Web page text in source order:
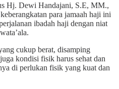
Hj. Dewi Handajani, S.E, MM.,
para jamaah haji ini
ibadah haji dengan niat
cukup berat, disamping
kondisi fisik harus sehat dan
di perlukan fisik yang kuat dan